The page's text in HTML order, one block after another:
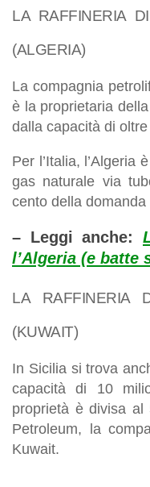
LA RAFFINERIA
(ALGERIA)
La compagnia
è la proprietaria
dalla capacità di
Per l’Italia, l’Algeria
gas naturale via
cento della domanda
– Leggi anche:
l’Algeria (e batte
LA
(KUWAIT)
In Sicilia si trova
capacità di 10
proprietà è divisa
Petroleum, la
Kuwait.